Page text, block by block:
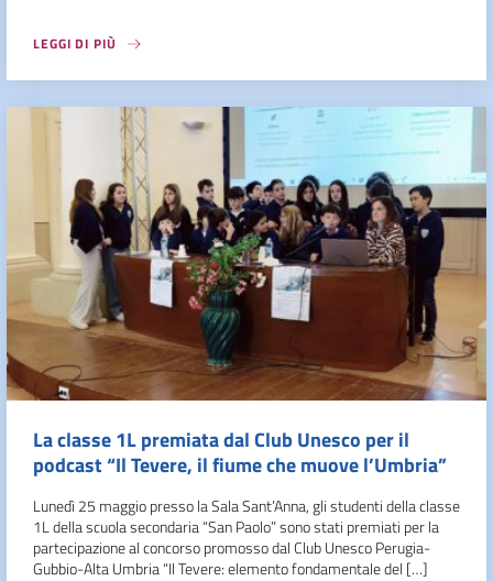
LEGGI DI PIÙ
La classe 1L premiata dal Club Unesco per il
podcast “Il Tevere, il fiume che muove l’Umbria”
Lunedì 25 maggio presso la Sala Sant’Anna, gli studenti della classe
1L della scuola secondaria “San Paolo” sono stati premiati per la
partecipazione al concorso promosso dal Club Unesco Perugia-
Gubbio-Alta Umbria “Il Tevere: elemento fondamentale del […]